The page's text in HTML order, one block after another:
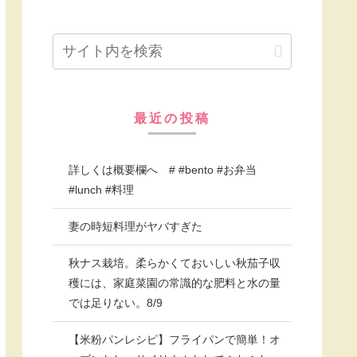
最近の投稿
詳しくは概要欄へ # #bento #お弁当
#lunch #料理
妻の時短料理がヤバすぎた
秋ナス栽培。柔らかくておいしい秋茄子収
穫には、家庭菜園の常識的な肥料と水の量
では足りない。8/9
【米粉パンレシピ】フライパンで簡単！オ